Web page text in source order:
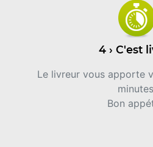
4 › C'est
Le livreur vous apporte
Bon